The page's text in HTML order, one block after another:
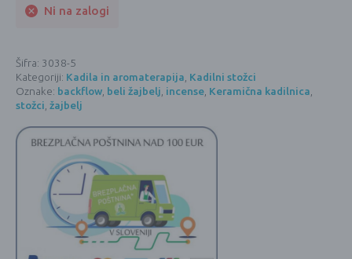
Ni na zalogi
Šifra: 3038-5
Kategoriji: Kadila in aromaterapija, Kadilni stožci
Oznake: backflow, beli žajbelj, incense, Keramična kadilnica,
stožci, žajbelj